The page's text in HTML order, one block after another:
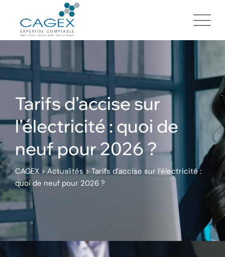
content
Tarifs d’accise sur
l’électricité : quoi de
neuf pour 2026 ?
CAGEX>Actualités > Tarifs d’accise sur l’électricité :
quoi de neuf pour 2026 ?